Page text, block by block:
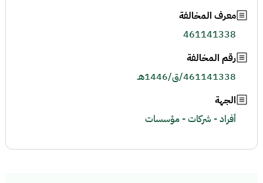
معرف المخالفة
461141338
رقم المخالفة
461141338/ق/1446هـ
الجهة
أفراد - شركات - مؤسسات